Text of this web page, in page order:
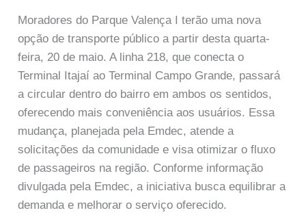
Moradores do Parque Valença I terão uma nova
opção de transporte público a partir desta quarta-
feira, 20 de maio. A linha 218, que conecta o
Terminal Itajaí ao Terminal Campo Grande, passará
a circular dentro do bairro em ambos os sentidos,
oferecendo mais conveniência aos usuários. Essa
mudança, planejada pela Emdec, atende a
solicitações da comunidade e visa otimizar o fluxo
de passageiros na região. Conforme informação
divulgada pela Emdec, a iniciativa busca equilibrar a
demanda e melhorar o serviço oferecido.